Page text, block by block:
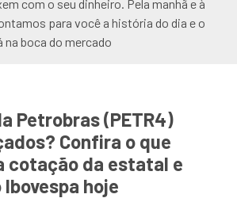
com o seu dinheiro. Pela manhã e à
para você a história do dia e o
na boca do mercado
Petrobras (PETR4)
Confira o que
cotação da estatal e
hoje